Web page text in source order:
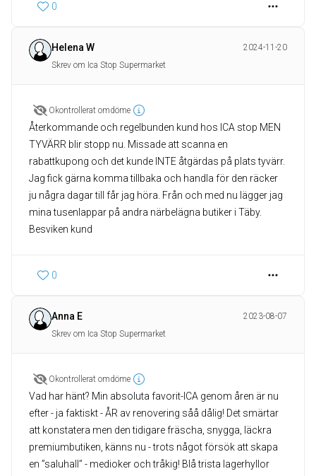
0
Helena W
2024-11-20
Skrev om Ica Stop Supermarket
Okontrollerat omdöme
Återkommande och regelbunden kund hos ICA stop MEN
TYVÄRR blir stopp nu. Missade att scanna en
rabattkupong och det kunde INTE åtgärdas på plats tyvärr.
Jag fick gärna komma tillbaka och handla för den räcker
ju några dagar till får jag höra. Från och med nu lägger jag
mina tusenlappar på andra närbelägna butiker i Täby.
Besviken kund
0
Anna E
2023-08-07
Skrev om Ica Stop Supermarket
Okontrollerat omdöme
Vad har hänt? Min absoluta favorit-ICA genom åren är nu
efter - ja faktiskt - ÅR av renovering såå dålig! Det smärtar
att konstatera men den tidigare fräscha, snygga, läckra
premiumbutiken, känns nu - trots något försök att skapa
en ”saluhall” - medioker och tråkig! Blå trista lagerhyllor